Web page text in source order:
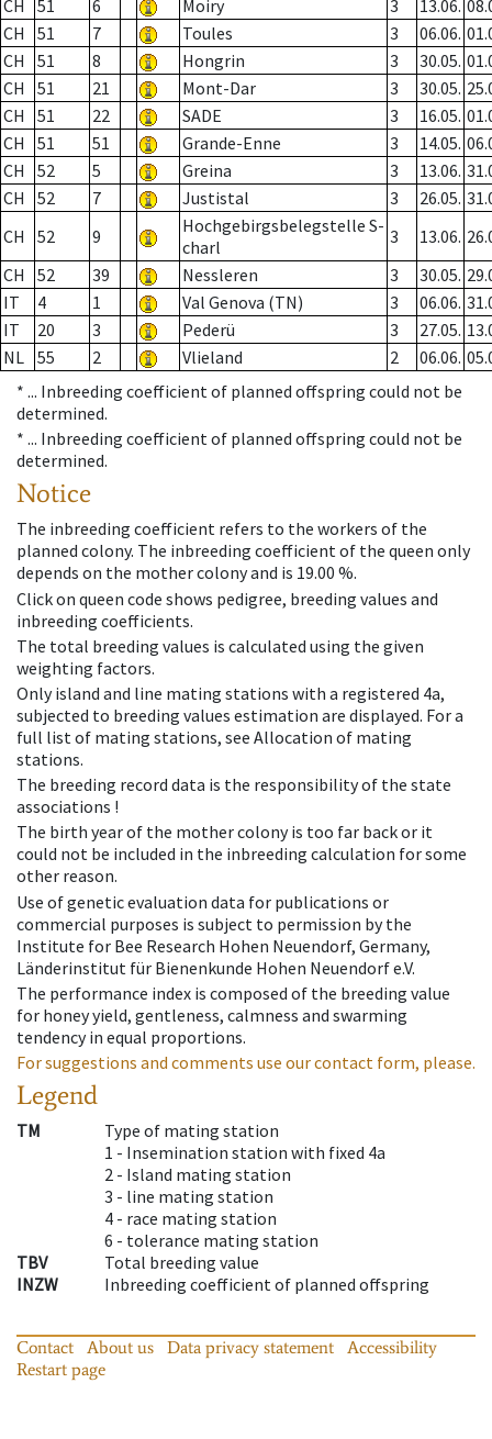
CH 51 6 Moiry 3 13.06.
CH
51 7 Toules 3 06.06.
CH
51 8 Hongrin 3 30.05.
CH
51 21 Mont-Dar 3 30.05.
CH
51 22 SADE 3 16.05.
CH
51 51 Grande-Enne 3 14.05.
CH
52 5 Greina 3 13.06.
CH
52 7 Justistal 3 26.05.
CH
52 9
Hochgebirgsbelegstelle S-
charl
3 13.06.
CH
52 39 Nessleren 3 30.05.
IT
4 1 Val Genova (TN) 3 06.06.
IT
20 3 Pederü 3 27.05.
NL 55 2 Vlieland 2 06.06.
* ... Inbreeding coefficient of planned offspring could not be
determined.
* ... Inbreeding coefficient of planned offspring could not be
determined.
Notice
The inbreeding coefficient refers to the workers of the
planned colony. The inbreeding coefficient of the queen only
depends on the mother colony and is 19.00 %.
Click on queen code shows pedigree, breeding values and
inbreeding coefficients.
The total breeding values is calculated using the given
weighting factors.
Only island and line mating stations with a registered 4a,
subjected to breeding values estimation are displayed. For a
full list of mating stations, see Allocation of mating
stations.
The breeding record data is the responsibility of the state
associations !
The birth year of the mother colony is too far back or it
could not be included in the inbreeding calculation for some
other reason.
Use of genetic evaluation data for publications or
commercial purposes is subject to permission by the
Institute for Bee Research Hohen Neuendorf, Germany,
Länderinstitut für Bienenkunde Hohen Neuendorf e.V.
The performance index is composed of the breeding value
for honey yield, gentleness, calmness and swarming
tendency in equal proportions.
For suggestions and comments use our contact form, please.
Legend
TM
Type of mating station
1 - Insemination station with fixed 4a
2 - Island mating station
3 - line mating station
4 - race mating station
6 - tolerance mating station
TBV
Total breeding value
INZW
Inbreeding coefficient of planned offspring
Contact About us Data privacy statement
Accessibility
Restart page